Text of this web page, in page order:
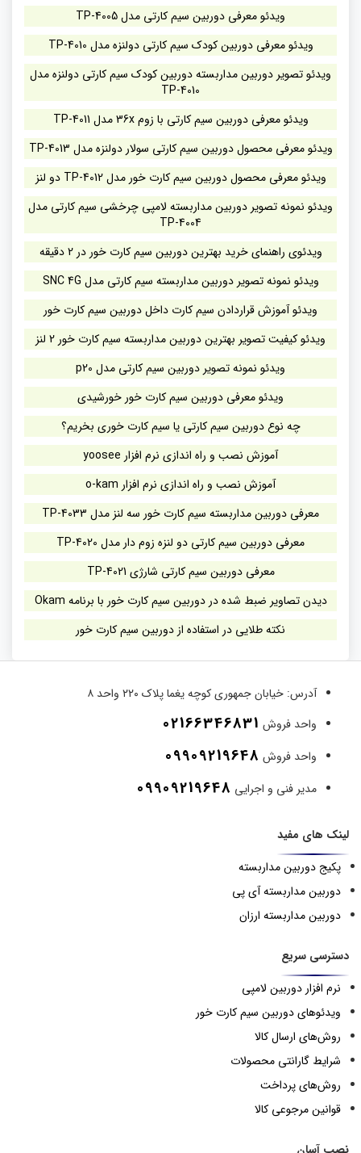
ویدئو معرفی دوربین سیم کارتی مدل TP-4005
ویدئو معرفی دوربین کودک سیم کارتی دولنزه مدل TP-4010
ویدئو تصویر دوربین مداربسته دوربین کودک سیم کارتی دولنزه مدل
TP-4010
ویدئو معرفی دوربین سیم کارتی با زوم 36x مدل TP-4011
ویدئو معرفی محصول دوربین سیم کارتی سولار دولنزه مدل TP-4013
ویدئو معرفی محصول دوربین سیم کارت خور مدل TP-4012 دو لنز
ویدئو نمونه تصویر دوربین مداربسته لامپی چرخشی سیم کارتی مدل
TP-4004
ویدئوی راهنمای خرید بهترین دوربین سیم کارت خور در 2 دقیقه
ویدئو نمونه تصویر دوربین مداربسته سیم کارتی مدل SNC 4G
ویدئو آموزش قراردادن سیم کارت داخل دوربین سیم کارت خور
ویدئو کیفیت تصویر بهترین دوربین مداربسته سیم کارت خور 2 لنز
ویدئو نمونه تصویر دوربین سیم کارتی مدل p20
ویدئو معرفی دوربین سیم کارت خور خورشیدی
چه نوع دوربین سیم کارتی یا سیم کارت خوری بخریم؟
آموزش نصب و راه اندازی نرم افزار yoosee
آموزش نصب و راه اندازی نرم افزار o-kam
معرفی دوربین مداربسته سیم کارت خور سه لنز مدل TP-4033
معرفی دوربین سیم کارتی دو لنزه زوم دار مدل TP-4020
معرفی دوربین سیم کارتی شارژی TP-4021
دیدن تصاویر ضبط شده در دوربین سیم کارت خور با برنامه Okam
نکته طلایی در استفاده از دوربین سیم کارت خور
آدرس: خیابان جمهوری کوچه یغما پلاک ۲۲۰ واحد ۸
واحد فروش 02166346831
واحد فروش 09909219648
مدیر فنی و اجرایی 09909219648
لینک های مفید
پکیج دوربین مداربسته
دوربین مداربسته آی پی
دوربین مداربسته ارزان
دسترسی سریع
نرم افزار دوربین لامپی
ویدئوهای دوربین سیم کارت خور
روش‌های ارسال کالا
شرایط گارانتی محصولات
روش‌های پرداخت
قوانین مرجوعی کالا